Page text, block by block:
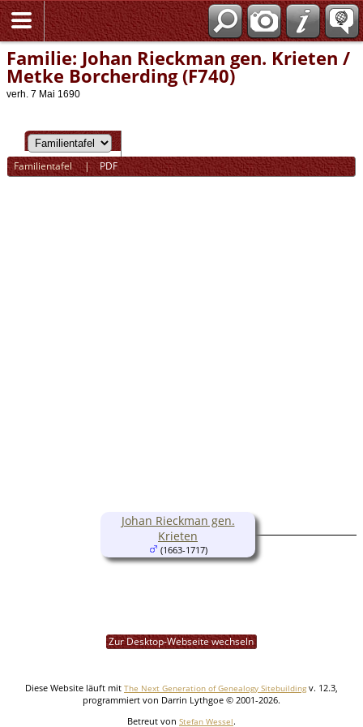
Familie: Johan Rieckman gen. Krieten /
Metke Borcherding (F740)
verh. 7 Mai 1690
Familientafel|PDF
Johan Rieckman gen.
Krieten
(1663-1717)
Zur Desktop-Webseite wechseln
Diese Website läuft mit The Next Generation of Genealogy Sitebuilding v. 12.3,
programmiert von Darrin Lythgoe © 2001-2026.
Betreut von Stefan Wessel.